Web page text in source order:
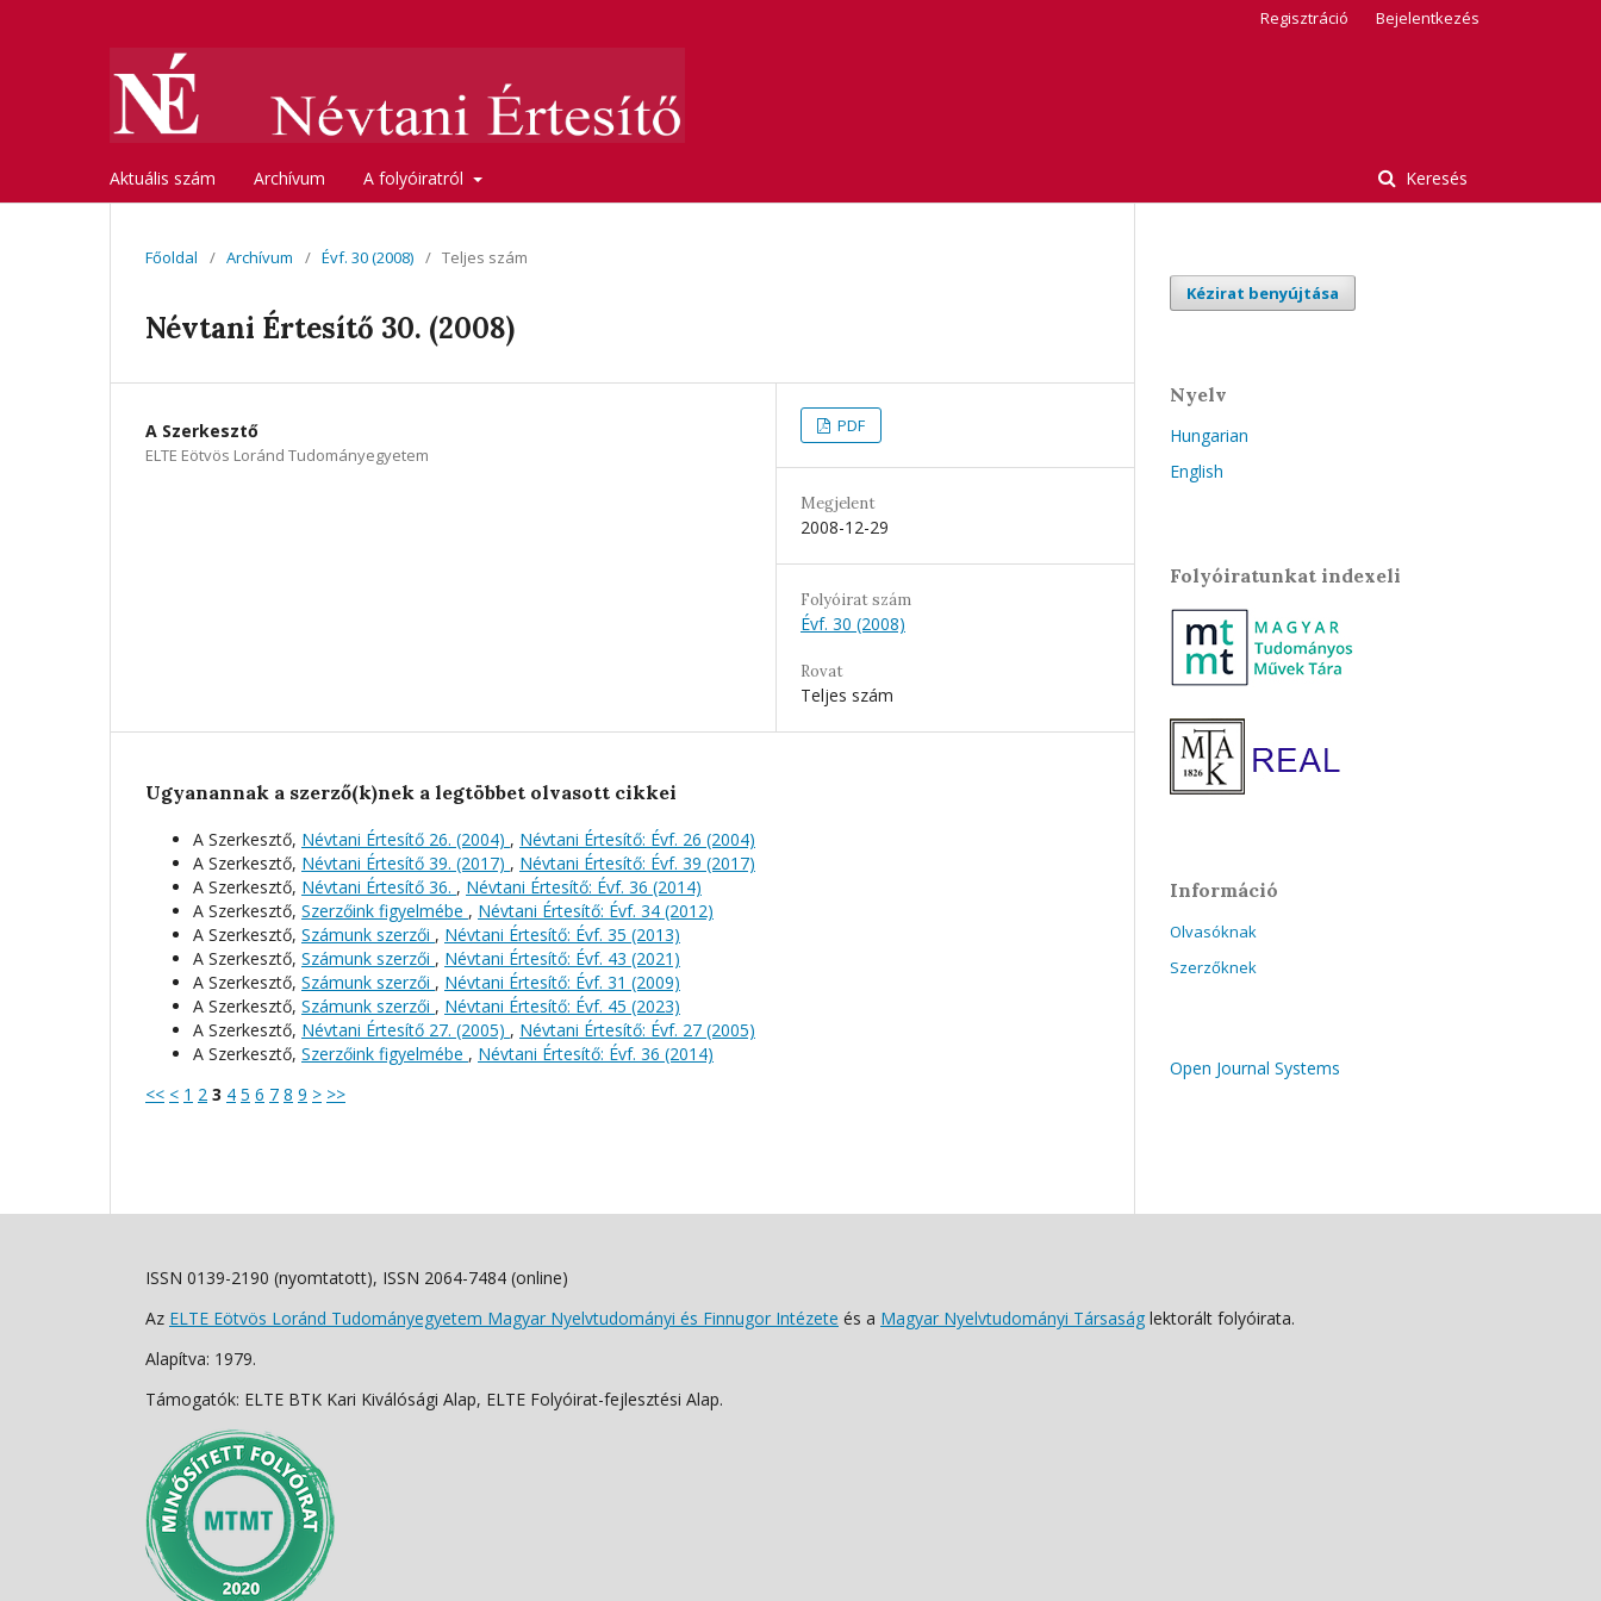
Aktuális szám Archívum A folyóiratról Keresés
Regisztráció Bejelentkezés
Főoldal / Archívum / Évf. 30 (2008) / Teljes szám
Névtani Értesítő 30. (2008)
A Szerkesztő
ELTE Eötvös Loránd Tudományegyetem
PDF
Megjelent
2008-12-29
Folyóirat szám
Évf. 30 (2008)
Rovat
Teljes szám
Ugyanannak a szerző(k)nek a legtöbbet olvasott cikkei
A Szerkesztő, Névtani Értesítő 26. (2004) , Névtani Értesítő: Évf. 26 (2004)
A Szerkesztő, Névtani Értesítő 39. (2017) , Névtani Értesítő: Évf. 39 (2017)
A Szerkesztő, Névtani Értesítő 36. , Névtani Értesítő: Évf. 36 (2014)
A Szerkesztő, Szerzőink figyelmébe , Névtani Értesítő: Évf. 34 (2012)
A Szerkesztő, Számunk szerzői , Névtani Értesítő: Évf. 35 (2013)
A Szerkesztő, Számunk szerzői , Névtani Értesítő: Évf. 43 (2021)
A Szerkesztő, Számunk szerzői , Névtani Értesítő: Évf. 31 (2009)
A Szerkesztő, Számunk szerzői , Névtani Értesítő: Évf. 45 (2023)
A Szerkesztő, Névtani Értesítő 27. (2005) , Névtani Értesítő: Évf. 27 (2005)
A Szerkesztő, Szerzőink figyelmébe , Névtani Értesítő: Évf. 36 (2014)
<< < 1 2 3 4 5 6 7 8 9 > >>
Kézirat benyújtása
Nyelv
Hungarian
English
Folyóiratunkat indexeli
Információ
Olvasóknak
Szerzőknek
Open Journal Systems
ISSN 0139-2190 (nyomtatott), ISSN 2064-7484 (online)
Az ELTE Eötvös Loránd Tudományegyetem Magyar Nyelvtudományi és Finnugor Intézete és a Magyar Nyelvtudományi Társaság lektorált folyóirata.
Alapítva: 1979.
Támogatók: ELTE BTK Kari Kiválósági Alap, ELTE Folyóirat-fejlesztési Alap.